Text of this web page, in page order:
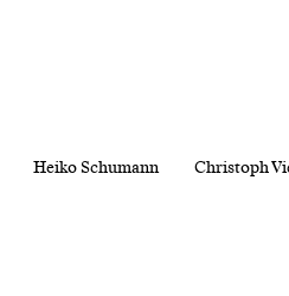
Heiko Schumann Christoph